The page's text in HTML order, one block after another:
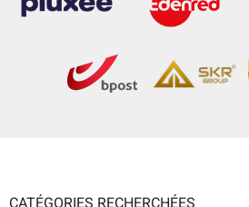
CATÉGORIES RECHERCHÉES